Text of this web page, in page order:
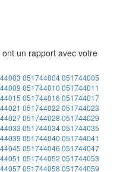
un rapport avec votre
051744004051744005
051744010 051744011
051744016 051744017
051744022 051744023
051744028 051744029
051744034051744035
051744040 051744041
051744046 051744047
051744052 051744053
051744058 051744059